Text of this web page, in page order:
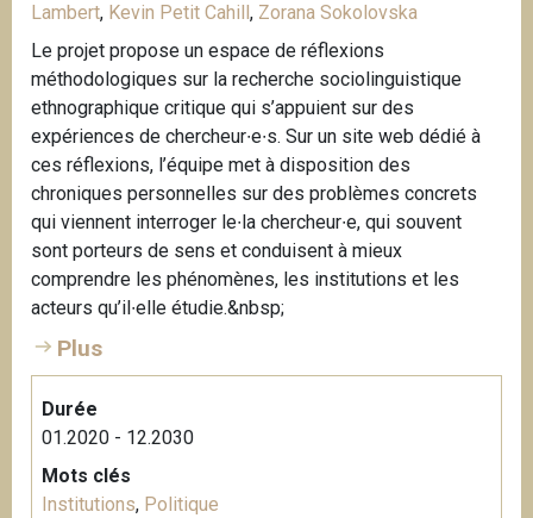
Lambert, Kevin Petit Cahill , Zorana Sokolovska
Le projet propose un espace de réflexions
méthodologiques sur la recherche sociolinguistique
ethnographique critique qui s’appuient sur des
expériences de chercheur∙e∙s. Sur un site web dédié à
ces réflexions, l’équipe met à disposition des
chroniques personnelles sur des problèmes concrets
qui viennent interroger le∙la chercheur∙e, qui souvent
sont porteurs de sens et conduisent à mieux
comprendre les phénomènes, les institutions et les
acteurs qu’il∙elle étudie.&nbsp;
Plus
Durée
01.2020 - 12.2030
Mots clés
Institutions, Politique